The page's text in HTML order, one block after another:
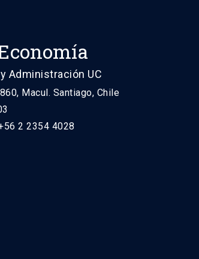
Administración UC
Macul. Santiago, Chile
2 2354 4028